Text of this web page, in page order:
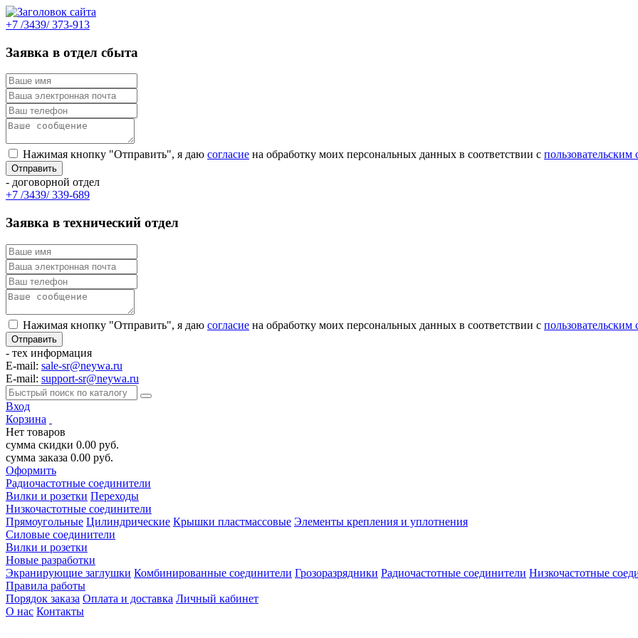
+7 /3439/ 373-913
Заявка в отдел сбыта
Нажимая кнопку "Отправить", я даю согласие на обработку моих персональных данных в соответствии с пользовательским
- договорной отдел
+7 /3439/ 339-689
Заявка в технический отдел
Нажимая кнопку "Отправить", я даю согласие на обработку моих персональных данных в соответствии с пользовательским
- тех информация
E-mail: sale-sr@neywa.ru
E-mail: support-sr@neywa.ru
Вход
Корзина
Нет товаров
сумма скидки 0.00 руб.
сумма заказа 0.00 руб.
Оформить
Радиочастотные соединители
Вилки и розетки Переходы
Низкочастотные соединители
Прямоугольные Цилиндрические Крышки пластмассовые Элементы крепления и уплотнения
Силовые соединители
Вилки и розетки
Новые разработки
Экранирующие заглушки Комбинированные соединители Грозоразрядники Радиочастотные соединители Низкочастотные
Правила работы
Порядок заказа Оплата и доставка Личный кабинет
О нас Контакты